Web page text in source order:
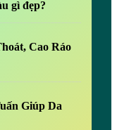
gì đẹp?
Cao Ráo
Giúp Da